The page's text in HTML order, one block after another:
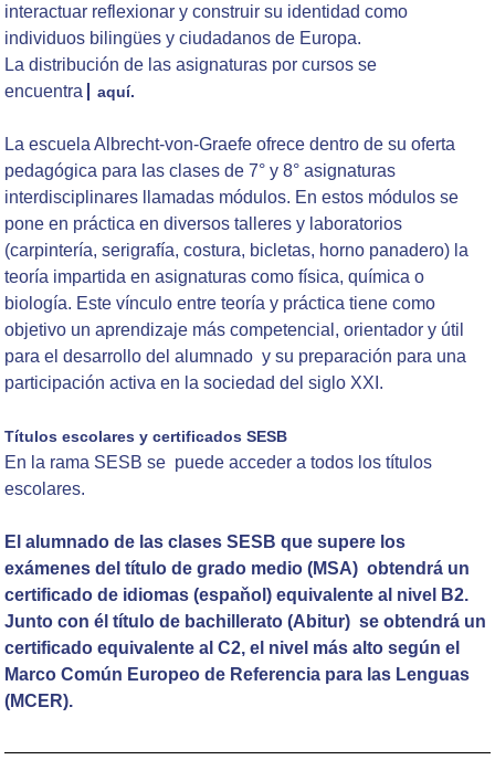
interactuar reflexionar y construir su identidad como
individuos bilingües y ciudadanos de Europa.
La distribución de las asignaturas por cursos se
encuentra
aquí.
La escuela Albrecht-von-Graefe ofrece dentro de su oferta
pedagógica para las clases de 7° y 8° asignaturas
interdisciplinares llamadas módulos. En estos módulos se
pone en práctica en diversos talleres y laboratorios
(carpintería, serigrafía, costura, bicletas, horno panadero) la
teoría impartida en asignaturas como física, química o
biología. Este vínculo entre teoría y práctica tiene como
objetivo un aprendizaje más competencial, orientador y útil
para el desarrollo del alumnado y su preparación para una
participación activa en la sociedad del siglo XXI.
Títulos escolares y certificados SESB
En la rama SESB se puede acceder a todos los títulos
escolares.
El alumnado de las clases SESB que supere los
exámenes del título de grado medio (MSA) obtendrá un
certificado de idiomas (espaňol) equivalente al nivel B2.
Junto con él título de bachillerato (Abitur) se obtendrá un
certificado equivalente al C2, el nivel más alto según el
Marco Común Europeo de Referencia para las Lenguas
(MCER).